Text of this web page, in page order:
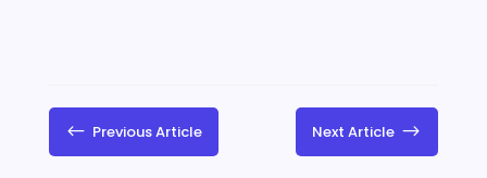
# Previous Article Next Article $